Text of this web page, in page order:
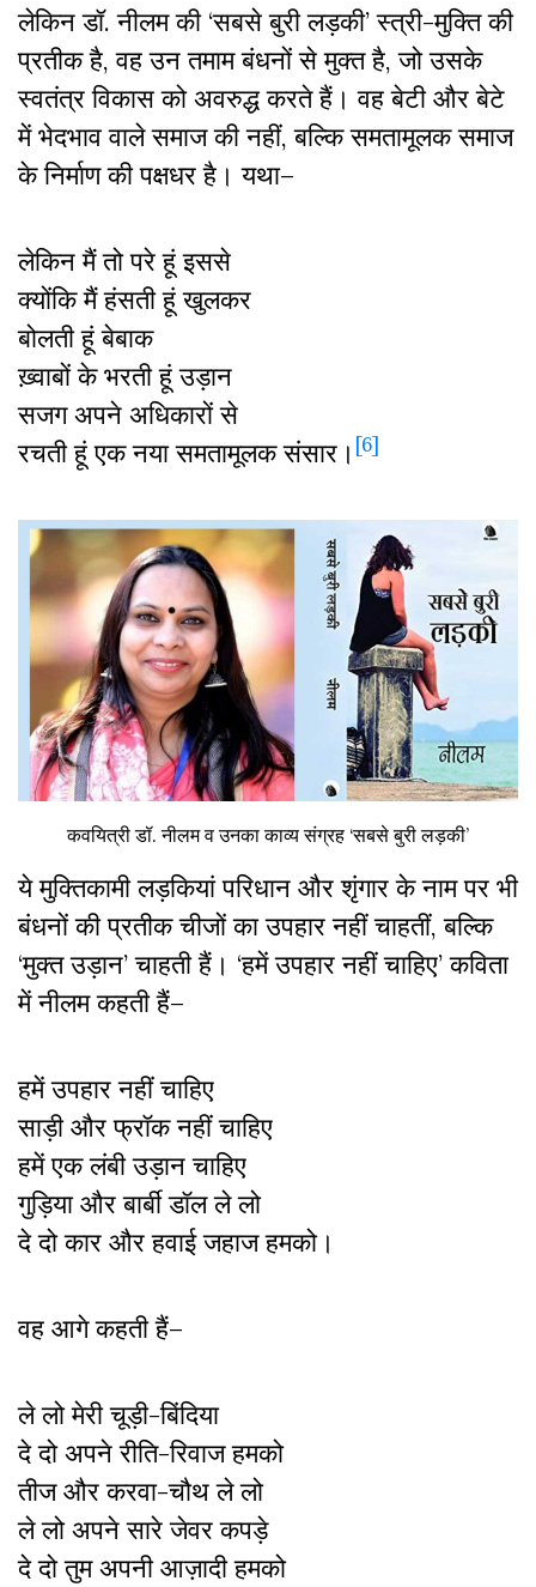
लेकिन डॉ. नीलम की ‘सबसे बुरी लड़की’ स्त्री-मुक्ति की
प्रतीक है, वह उन तमाम बंधनों से मुक्त है, जो उसके
स्वतंत्र विकास को अवरुद्ध करते हैं। वह बेटी और बेटे
में भेदभाव वाले समाज की नहीं, बल्कि समतामूलक समाज
के निर्माण की पक्षधर है। यथा–
लेकिन मैं तो परे हूं इससे
क्योंकि मैं हंसती हूं खुलकर
बोलती हूं बेबाक
ख़्वाबों के भरती हूं उड़ान
सजग अपने अधिकारों से
रचती हूं एक नया समतामूलक संसार। [6]
कवयित्री डॉ. नीलम व उनका काव्य संग्रह ‘सबसे बुरी लड़की’
ये मुक्तिकामी लड़कियां परिधान और शृंगार के नाम पर भी
बंधनों की प्रतीक चीजों का उपहार नहीं चाहतीं, बल्कि
‘मुक्त उड़ान’ चाहती हैं। ‘हमें उपहार नहीं चाहिए’ कविता
में नीलम कहती हैं–
हमें उपहार नहीं चाहिए
साड़ी और फ्रॉक नहीं चाहिए
हमें एक लंबी उड़ान चाहिए
गुड़िया और बार्बी डॉल ले लो
दे दो कार और हवाई जहाज हमको।
वह आगे कहती हैं–
ले लो मेरी चूड़ी-बिंदिया
दे दो अपने रीति-रिवाज हमको
तीज और करवा-चौथ ले लो
ले लो अपने सारे जेवर कपड़े
दे दो तुम अपनी आज़ादी हमको